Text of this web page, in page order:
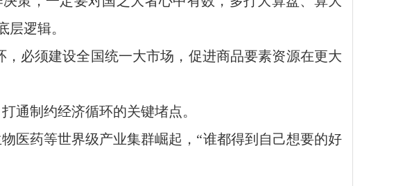
逻辑。
必须建设全国统一大市场，促进商品要素资源在更大
通制约经济循环的关键堵点。
医药等世界级产业集群崛起，“谁都得到自己想要的好